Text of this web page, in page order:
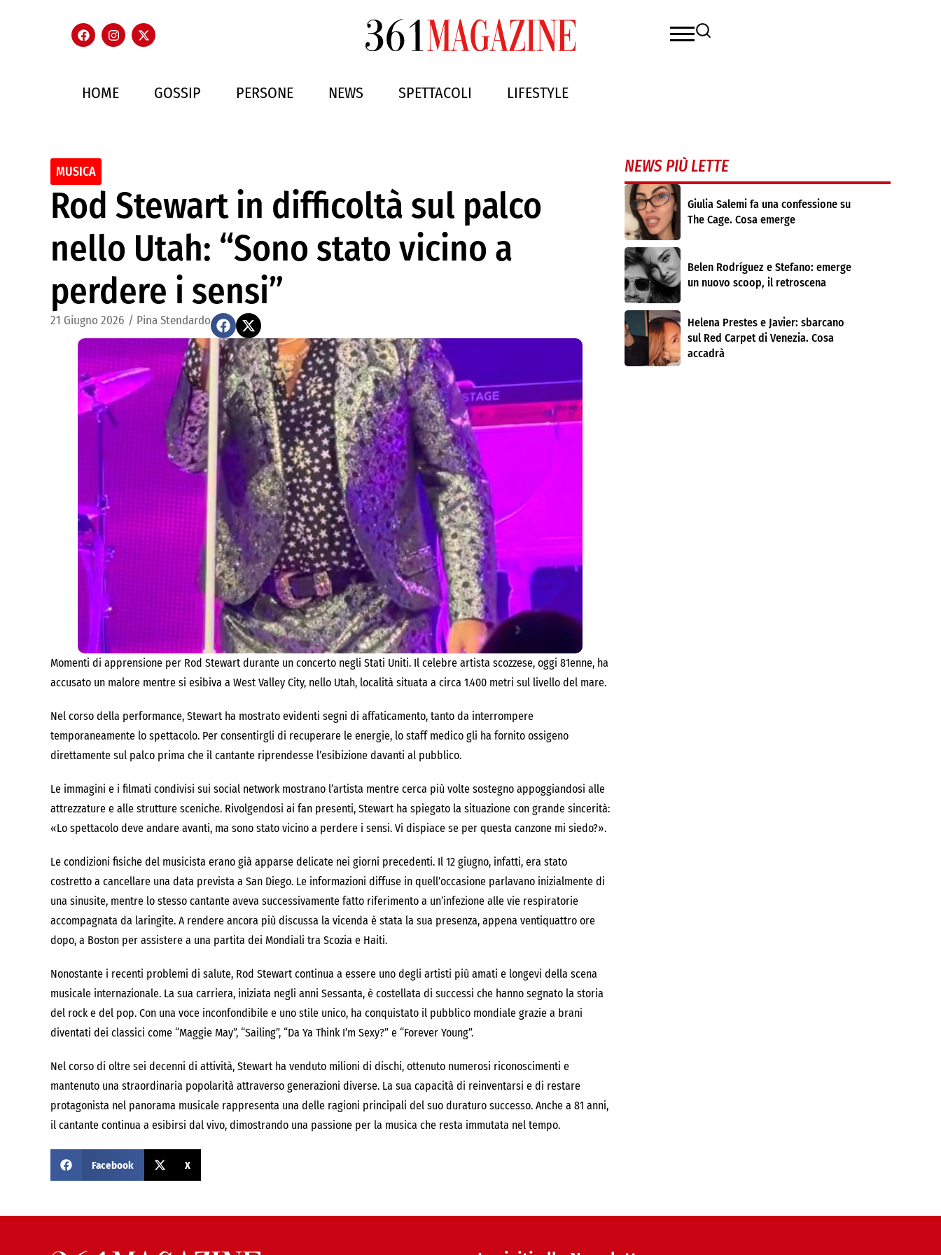
HOME GOSSIP PERSONE NEWS SPETTACOLI LIFESTYLE
MUSICA
Rod Stewart in difficoltà sul palco
nello Utah: “Sono stato vicino a
perdere i sensi”
21 Giugno 2026 / Pina Stendardo
Momenti di apprensione per Rod Stewart durante un concerto negli Stati Uniti. Il celebre artista scozzese, oggi 81enne, ha
accusato un malore mentre si esibiva a West Valley City, nello Utah, località situata a circa 1.400 metri sul livello del mare.
Nel corso della performance, Stewart ha mostrato evidenti segni di affaticamento, tanto da interrompere
temporaneamente lo spettacolo. Per consentirgli di recuperare le energie, lo staff medico gli ha fornito ossigeno
direttamente sul palco prima che il cantante riprendesse l’esibizione davanti al pubblico.
Le immagini e i filmati condivisi sui social network mostrano l’artista mentre cerca più volte sostegno appoggiandosi alle
attrezzature e alle strutture sceniche. Rivolgendosi ai fan presenti, Stewart ha spiegato la situazione con grande sincerità:
«Lo spettacolo deve andare avanti, ma sono stato vicino a perdere i sensi. Vi dispiace se per questa canzone mi siedo?».
Le condizioni fisiche del musicista erano già apparse delicate nei giorni precedenti. Il 12 giugno, infatti, era stato
costretto a cancellare una data prevista a San Diego. Le informazioni diffuse in quell’occasione parlavano inizialmente di
una sinusite, mentre lo stesso cantante aveva successivamente fatto riferimento a un’infezione alle vie respiratorie
accompagnata da laringite. A rendere ancora più discussa la vicenda è stata la sua presenza, appena ventiquattro ore
dopo, a Boston per assistere a una partita dei Mondiali tra Scozia e Haiti.
Nonostante i recenti problemi di salute, Rod Stewart continua a essere uno degli artisti più amati e longevi della scena
musicale internazionale. La sua carriera, iniziata negli anni Sessanta, è costellata di successi che hanno segnato la storia
del rock e del pop. Con una voce inconfondibile e uno stile unico, ha conquistato il pubblico mondiale grazie a brani
diventati dei classici come “Maggie May”, “Sailing”, “Da Ya Think I’m Sexy?” e “Forever Young”.
Nel corso di oltre sei decenni di attività, Stewart ha venduto milioni di dischi, ottenuto numerosi riconoscimenti e
mantenuto una straordinaria popolarità attraverso generazioni diverse. La sua capacità di reinventarsi e di restare
protagonista nel panorama musicale rappresenta una delle ragioni principali del suo duraturo successo. Anche a 81 anni,
il cantante continua a esibirsi dal vivo, dimostrando una passione per la musica che resta immutata nel tempo.
Facebook X
NEWS PIÙ LETTE
Giulia Salemi fa una confessione su
The Cage. Cosa emerge
Belen Rodríguez e Stefano: emerge
un nuovo scoop, il retroscena
Helena Prestes e Javier: sbarcano
sul Red Carpet di Venezia. Cosa
accadrà